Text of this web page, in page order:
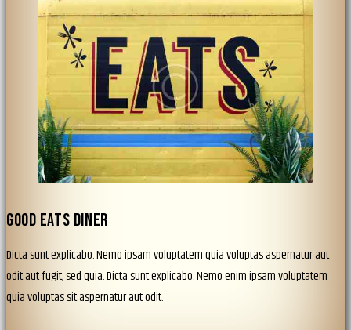
GOOD EATS DINER
Dicta sunt explicabo. Nemo ipsam voluptatem quia voluptas aspernatur aut
odit aut fugit, sed quia. Dicta sunt explicabo. Nemo enim ipsam voluptatem
quia voluptas sit aspernatur aut odit.